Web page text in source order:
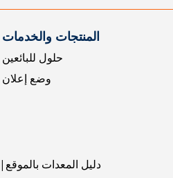
المنتجات والخدمات
حلول للبائعين
وضع إعلان
دليل المعدات بالموقع